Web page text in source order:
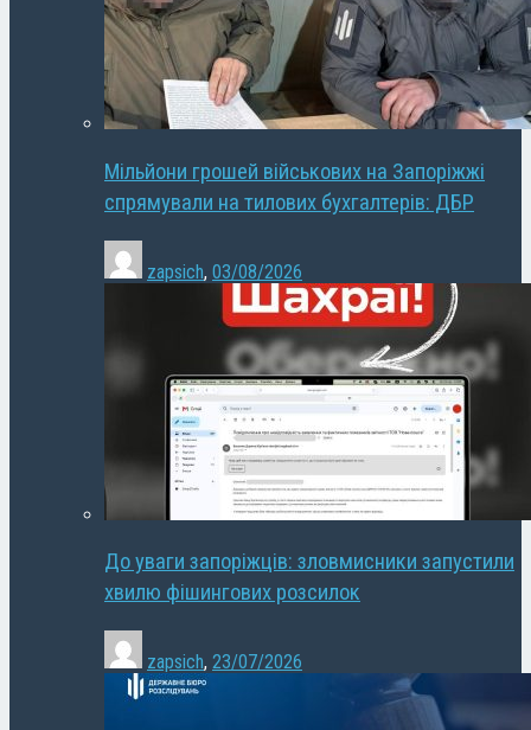
Мільйони грошей військових на Запоріжжі
спрямували на тилових бухгалтерів: ДБР
zapsich, 03/08/2026
До уваги запоріжців: зловмисники запустили
хвилю фішингових розсилок
zapsich, 23/07/2026